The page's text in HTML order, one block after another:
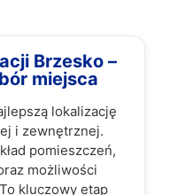
Brzesko –
miejsca
lokalizację
i zewnętrznej.
pomieszczeń,
możliwości
kluczowy etap